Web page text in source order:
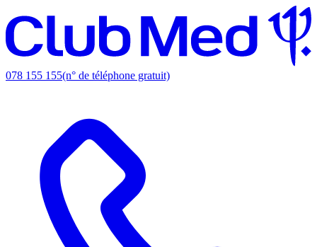
078 155 155(n° de téléphone gratuit)